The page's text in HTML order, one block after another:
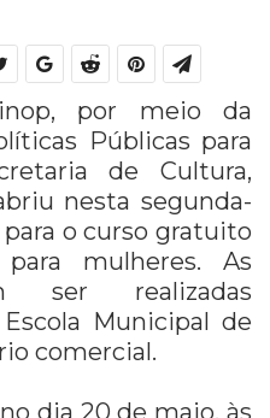
por meio da
Públicas para
de Cultura,
nesta segunda-
para o curso gratuito
mulheres. As
ser realizadas
Municipal de
comercial.
dia 20 de maio, às